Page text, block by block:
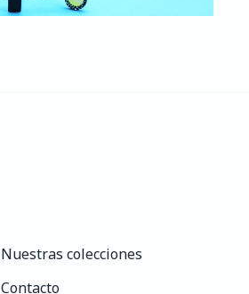
Nuestras colecciones
Contacto